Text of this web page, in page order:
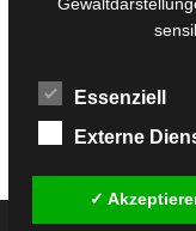
Fotorestauration
Creative Artwork
MPS Fotografie
WordPress Support
Essenziell
Externe
✓